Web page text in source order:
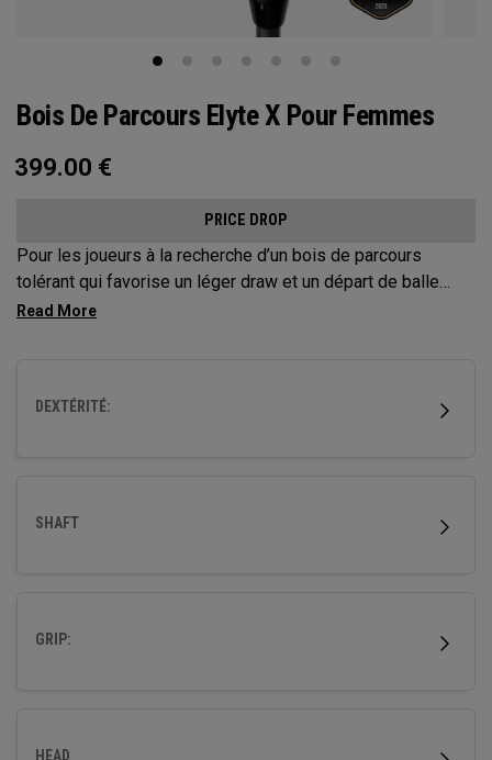
Bois De Parcours Elyte X Pour Femmes
399.00 €
PRICE DROP
Pour les joueurs à la recherche d’un bois de parcours
tolérant qui favorise un léger draw et un départ de balle
plus élevé, les bois de pacours Elyte X offrent des
DEXTÉRITÉ:
SHAFT
GRIP:
HEAD